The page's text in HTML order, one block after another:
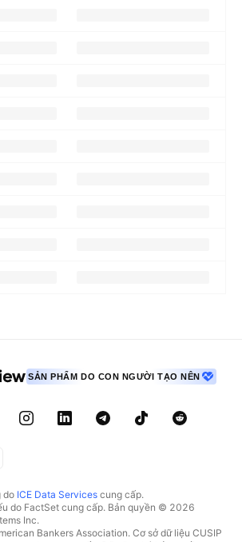
SẢN PHẨM DO CON NGƯỜI TẠO NÊN
do ICE Data Services cung cấp.
do FactSet cung cấp. Bản quyền © 2026
Inc.
Bankers Association. Cơ sở dữ liệu CUSIP